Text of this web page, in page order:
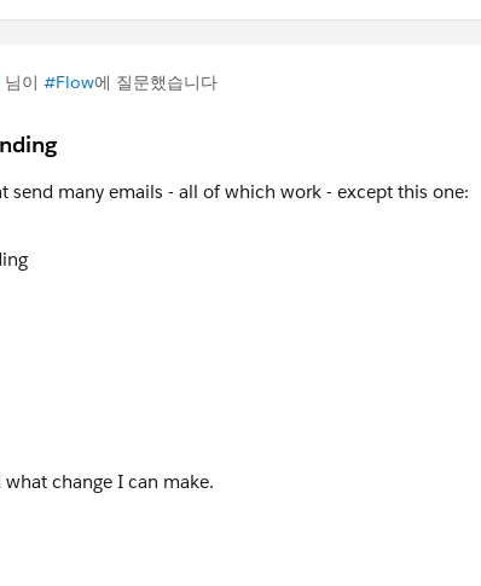
님이 #Flow에 질문했습니다
send many emails - all of which work - except this one:
change I can make.